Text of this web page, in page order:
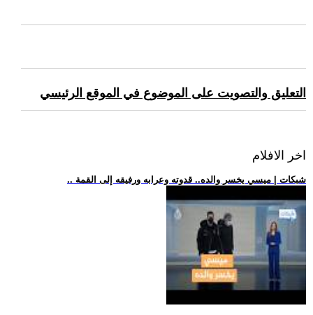
التعليق والتصويت على الموضوع في الموقع الرئيسي
اخر الافلام
.. شبكات | ميسي يخسر والده.. قدوته وعرابه ورفيقه إلى القمة